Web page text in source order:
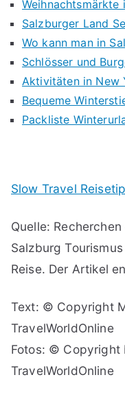
Weihnachtsmärkte
Salzburger Land
Wo kann man in
Schlösser und
Aktivitäten in New
Bequeme
Packliste
Slow Travel
Quelle:
Salzburg
Reise. Der Artikel
Text: © Copyright
TravelWorldOnline
Fotos: © Copyright
TravelWorldOnline